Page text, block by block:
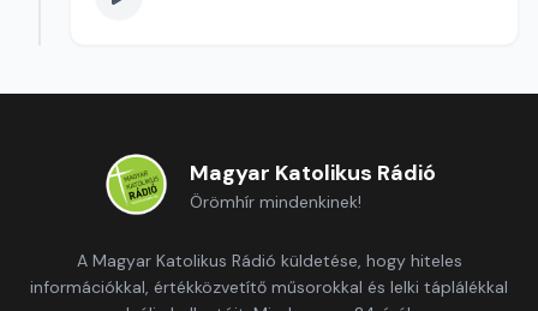
Magyar Katolikus Rádió
Örömhír mindenkinek!
A Magyar Katolikus Rádió küldetése, hogy hiteles
információkkal, értékközvetítő műsorokkal és lelki táplálékkal